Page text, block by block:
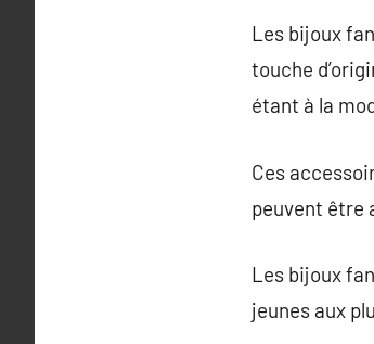
Les bijoux
touche
étant à la
Ces
peuvent être
Les bijoux
jeunes aux